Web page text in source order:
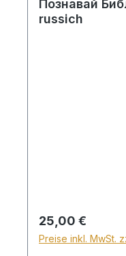
Познавай
russich
Regulärer Preis:
25,00 €
Preise inkl. MwSt.